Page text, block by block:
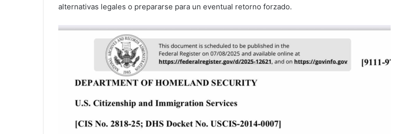
alternativas legales o prepararse para un eventual retorno forzado.